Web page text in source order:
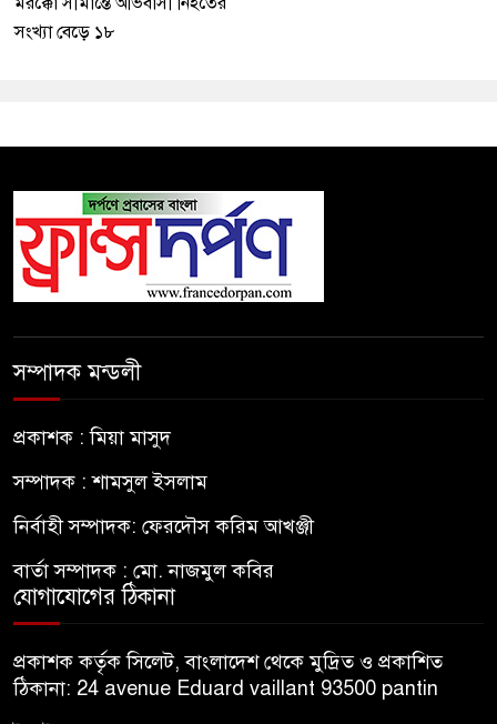
সংখ্যা বেড়ে ১৮
সম্পাদক মন্ডলী
প্রকাশক : মিয়া মাসুদ
সম্পাদক : শামসুল ইসলাম
নির্বাহী সম্পাদক: ফেরদৌস করিম আখঞ্জী
বার্তা সম্পাদক : মো. নাজমুল কবির
যোগাযোগের ঠিকানা
প্রকাশক কর্তৃক সিলেট, বাংলাদেশ থেকে মুদ্রিত ও প্রকাশিত
ঠিকানা: 24 avenue Eduard vaillant 93500 pantin